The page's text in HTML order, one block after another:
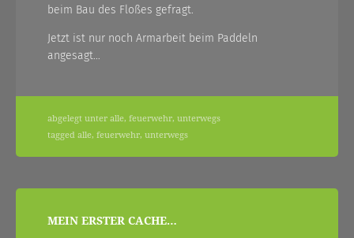
beim Bau des Floßes gefragt.
Jetzt ist nur noch Armarbeit beim Paddeln
angesagt…
abgelegt unter alle, feuerwehr, unterwegs
tagged alle, feuerwehr, unterwegs
beitragsnavigation
MEIN ERSTER CACHE…